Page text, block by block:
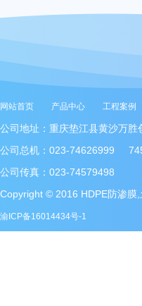
网站首页 产品中心 工程案例
公司地址：重庆垫江县黄沙万胜
公司总机：023-74626999
公司传真：023-74579498
Copyright © 2016 HDPE防渗膜
渝ICP备16014434号-1